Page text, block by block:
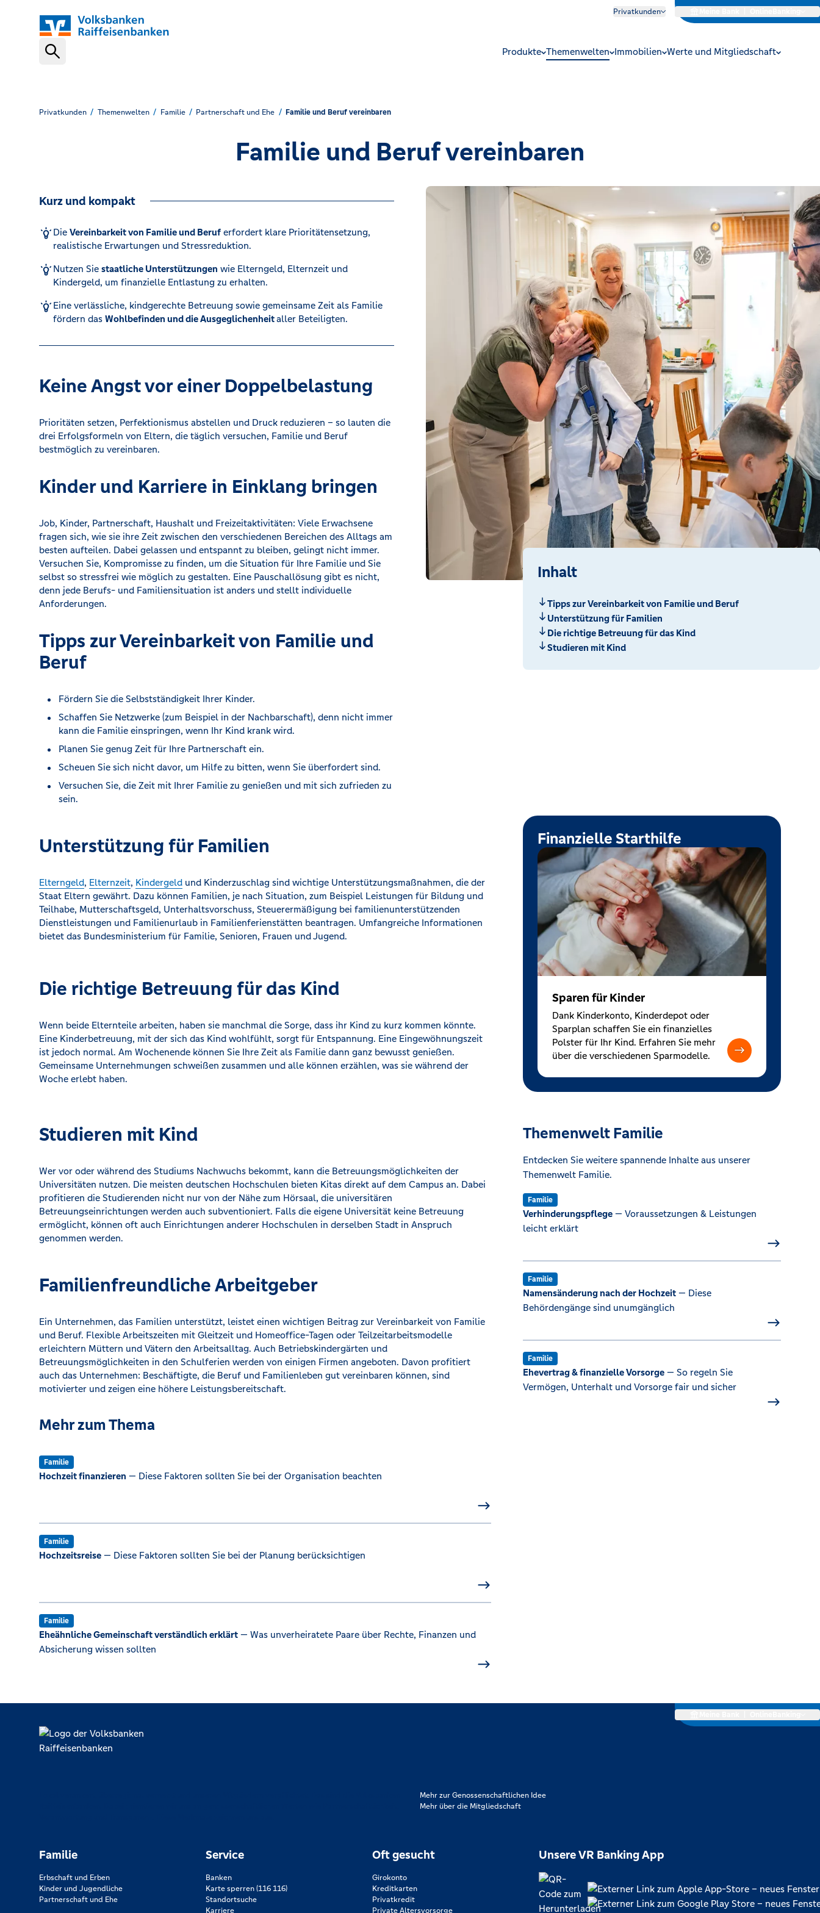
Privatkunden
VR Banking App
Karte sperren (116 116)
Kreditrechner
Produkte Themenwelten Immobilien Werte und Mitgliedschaft
Privatkunden Themenwelten Familie Partnerschaft und Ehe Familie und Beruf vereinbaren
Familie und Beruf vereinbaren
Kurz und kompakt
DieVereinbarkeit von Familie und Beruf erfordert klare Prioritätensetzung,
realistische Erwartungen und Stressreduktion.
Nutzen Siestaatliche Unterstützungen wie Elterngeld, Elternzeit und
Kindergeld, um finanzielle Entlastung zu erhalten.
Eine verlässliche, kindgerechte Betreuung sowie gemeinsame Zeit als Familie
fördern dasWohlbefinden und die Ausgeglichenheitaller Beteiligten.
Inhalt
Tipps zur Vereinbarkeit von Familie und Beruf
Unterstützung für Familien
Die richtige Betreuung für das Kind
Studieren mit Kind
Keine Angst vor einer Doppelbelastung
Prioritäten setzen, Perfektionismus abstellen und Druck reduzieren – so lauten die
drei Erfolgsformeln von Eltern, die täglich versuchen, Familie und Beruf
bestmöglich zu vereinbaren.
Kinder und Karriere in Einklang bringen
Job, Kinder, Partnerschaft, Haushalt und Freizeitaktivitäten: Viele Erwachsene
fragen sich, wie sie ihre Zeit zwischen den verschiedenen Bereichen des Alltags am
besten aufteilen. Dabei gelassen und entspannt zu bleiben, gelingt nicht immer.
Versuchen Sie, Kompromisse zu finden, um die Situation für Ihre Familie und Sie
selbst so stressfrei wie möglich zu gestalten. Eine Pauschallösung gibt es nicht,
denn jede Berufs- und Familiensituation ist anders und stellt individuelle
Anforderungen.
Tipps zur Vereinbarkeit von Familie und
Beruf
Fördern Sie die Selbstständigkeit Ihrer Kinder.
Schaffen Sie Netzwerke (zum Beispiel in der Nachbarschaft), denn nicht immer
kann die Familie einspringen, wenn Ihr Kind krank wird.
Planen Sie genug Zeit für Ihre Partnerschaft ein.
Scheuen Sie sich nicht davor, um Hilfe zu bitten, wenn Sie überfordert sind.
Versuchen Sie, die Zeit mit Ihrer Familie zu genießen und mit sich zufrieden zu
sein.
Unterstützung für Familien
Elterngeld, Elternzeit, Kindergeld und Kinderzuschlag sind wichtige Unterstützungsmaßnahmen, die der
Staat Eltern gewährt. Dazu können Familien, je nach Situation, zum Beispiel Leistungen für Bildung und
Teilhabe, Mutterschaftsgeld, Unterhaltsvorschuss, Steuerermäßigung bei familienunterstützenden
Dienstleistungen und Familienurlaub in Familienferienstätten beantragen. Umfangreiche Informationen
bietet das Bundesministerium für Familie, Senioren, Frauen und Jugend.
Finanzielle Starthilfe
Sparen für Kinder
Dank Kinderkonto, Kinderdepot oder
Sparplan schaffen Sie ein finanzielles
Polster für Ihr Kind. Erfahren Sie mehr
über die verschiedenen Sparmodelle.
Die richtige Betreuung für das Kind
Wenn beide Elternteile arbeiten, haben sie manchmal die Sorge, dass ihr Kind zu kurz kommen könnte.
Eine Kinderbetreuung, mit der sich das Kind wohlfühlt, sorgt für Entspannung. Eine Eingewöhnungszeit
ist jedoch normal. Am Wochenende können Sie Ihre Zeit als Familie dann ganz bewusst genießen.
Gemeinsame Unternehmungen schweißen zusammen und alle können erzählen, was sie während der
Woche erlebt haben.
Studieren mit Kind
Wer vor oder während des Studiums Nachwuchs bekommt, kann die Betreuungsmöglichkeiten der
Universitäten nutzen. Die meisten deutschen Hochschulen bieten Kitas direkt auf dem Campus an. Dabei
profitieren die Studierenden nicht nur von der Nähe zum Hörsaal, die universitären
Betreuungseinrichtungen werden auch subventioniert. Falls die eigene Universität keine Betreuung
ermöglicht, können oft auch Einrichtungen anderer Hochschulen in derselben Stadt in Anspruch
genommen werden.
Themenwelt Familie
Entdecken Sie weitere spannende Inhalte aus unserer
Themenwelt Familie.
Familie
Verhinderungspflege— Voraussetzungen & Leistungen
leicht erklärt
Familie
Namensänderung nach der Hochzeit— Diese
Behördengänge sind unumgänglich
Familie
Ehevertrag & finanzielle Vorsorge— So regeln Sie
Vermögen, Unterhalt und Vorsorge fair und sicher
Familienfreundliche Arbeitgeber
Ein Unternehmen, das Familien unterstützt, leistet einen wichtigen Beitrag zur Vereinbarkeit von Familie
und Beruf. Flexible Arbeitszeiten mit Gleitzeit und Homeoffice-Tagen oder Teilzeitarbeitsmodelle
erleichtern Müttern und Vätern den Arbeitsalltag. Auch Betriebskindergärten und
Betreuungsmöglichkeiten in den Schulferien werden von einigen Firmen angeboten. Davon profitiert
auch das Unternehmen: Beschäftigte, die Beruf und Familienleben gut vereinbaren können, sind
motivierter und zeigen eine höhere Leistungsbereitschaft.
Mehr zum Thema
Familie
Hochzeit finanzieren — Diese Faktoren sollten Sie bei der Organisation beachten
Familie
Hochzeitsreise — Diese Faktoren sollten Sie bei der Planung berücksichtigen
Familie
Eheähnliche Gemeinschaft verständlich erklärt — Was unverheiratete Paare über Rechte, Finanzen und
Absicherung wissen sollten
Mehr zur Genossenschaftlichen Idee
Mehr über die Mitgliedschaft
Familie
Erbschaft und Erben
Kinder und Jugendliche
Partnerschaft und Ehe
Service
Banken
Karte sperren (116 116)
Standortsuche
Karriere
Oft gesucht
Girokonto
Kreditkarten
Privatkredit
Private Altersvorsorge
Unsere VR Banking App